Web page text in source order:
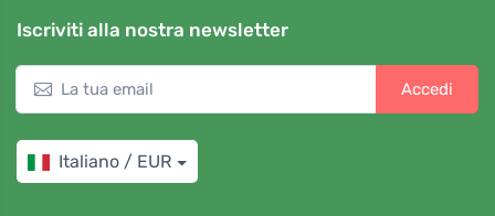
Iscriviti alla nostra newsletter
Accedi
Italiano / EUR